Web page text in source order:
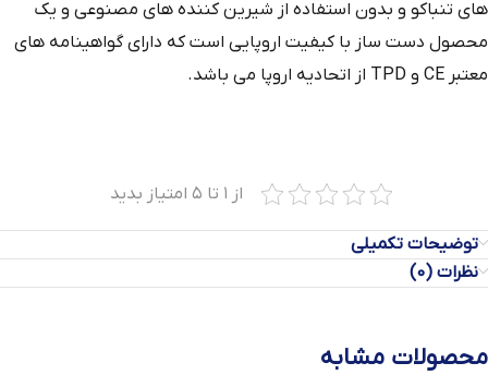
های تنباکو و بدون استفاده از شیرین‌ کننده‌ های مصنوعی و یک
محصول دست‌ ساز با کیفیت اروپایی است که دارای گواهینامه‌ های
معتبر CE و TPD از اتحادیه اروپا می باشد.
از ۱ تا ۵ امتیاز بدید
توضیحات تکمیلی
نظرات (0)
محصولات مشابه